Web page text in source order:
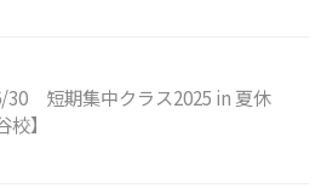
：
ク
講
30 短期集中クラス2025 in 夏休
】